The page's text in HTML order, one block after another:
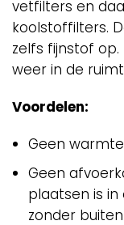
vetfilters en
koolstoffilters.
zelfs fijnstof
weer in de
Voordelen:
Geen
Geen
plaatsen is
zonder